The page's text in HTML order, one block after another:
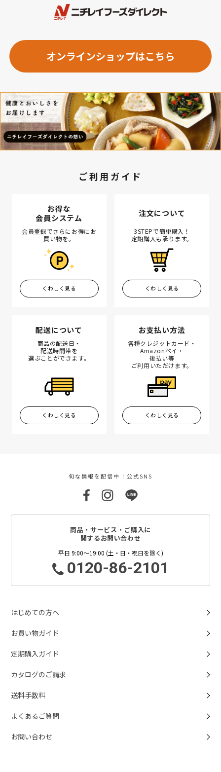
オンラインショップはこちら
ご利用ガイド
お得な
会員システム
会員登録でさらにお得にお
買い物を。
くわしく見る
注文について
3STEPで簡単購入！
定期購入も承ります。
くわしく見る
配送について
商品の配送日・
配送時間帯を
選ぶことができます。
くわしく見る
お支払い方法
各種クレジットカード・
Amazonペイ・
後払い等
ご利用いただけます。
くわしく見る
旬な情報を配信中！公式SNS
商品・サービス・ご購入に
関するお問い合わせ
平日 9:00～19:00 (土・日・祝日を除く)
0120-86-2101
はじめての方へ
お買い物ガイド
定期購入ガイド
カタログのご請求
送料手数料
よくあるご質問
お問い合わせ